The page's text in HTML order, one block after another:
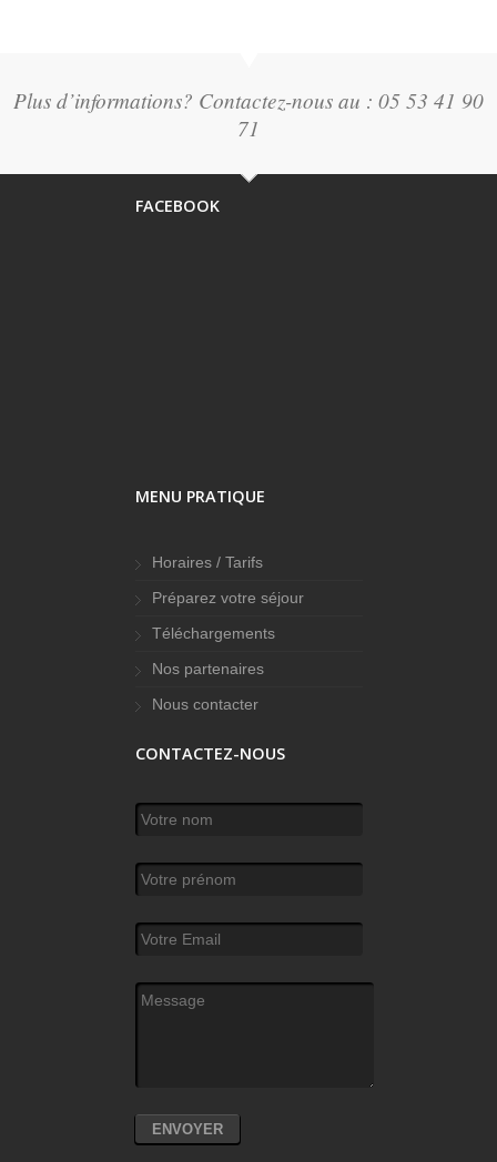
Plus d’informations? Contactez-nous au : 05 53 41 90
71
FACEBOOK
MENU PRATIQUE
Horaires / Tarifs
Préparez votre séjour
Téléchargements
Nos partenaires
Nous contacter
CONTACTEZ-NOUS
Votre nom
Votre prénom
Votre Email
Message